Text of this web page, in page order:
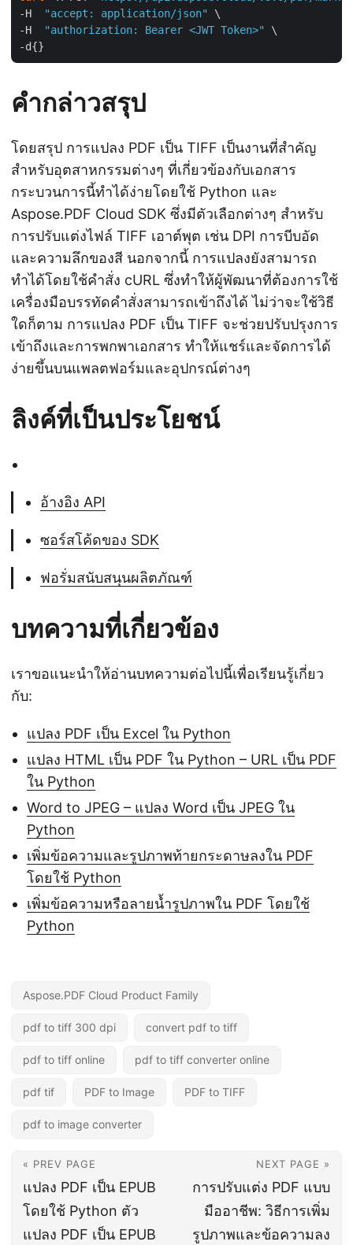
-H
"accept: application/json"
\
-H
"authorization: Bearer <JWT Token>"
\
คำกล่าวสรุป
โดยสรุป การแปลง PDF เป็น TIFF เป็นงานที่สำคัญ
สำหรับอุตสาหกรรมต่างๆ ที่เกี่ยวข้องกับเอกสาร
กระบวนการนี้ทำได้ง่ายโดยใช้ Python และ
Aspose.PDF Cloud SDK ซึ่งมีตัวเลือกต่างๆ สำหรับ
การปรับแต่งไฟล์ TIFF เอาต์พุต เช่น DPI การบีบอัด
และความลึกของสี นอกจากนี้ การแปลงยังสามารถ
ทำได้โดยใช้คำสั่ง cURL ซึ่งทำให้ผู้พัฒนาที่ต้องการใช้
เครื่องมือบรรทัดคำสั่งสามารถเข้าถึงได้ ไม่ว่าจะใช้วิธี
ใดก็ตาม การแปลง PDF เป็น TIFF จะช่วยปรับปรุงการ
เข้าถึงและการพกพาเอกสาร ทำให้แชร์และจัดการได้
ง่ายขึ้นบนแพลตฟอร์มและอุปกรณ์ต่างๆ
ลิงค์ที่เป็นประโยชน์
อ้างอิง API
ซอร์สโค้ดของ SDK
ฟอรั่มสนับสนุนผลิตภัณฑ์
บทความที่เกี่ยวข้อง
เราขอแนะนำให้อ่านบทความต่อไปนี้เพื่อเรียนรู้เกี่ยว
กับ:
แปลง PDF เป็น Excel ใน Python
แปลง HTML เป็น PDF ใน Python – URL เป็น PDF
ใน Python
Word to JPEG – แปลง Word เป็น JPEG ใน
Python
เพิ่มข้อความและรูปภาพท้ายกระดาษลงใน PDF
โดยใช้ Python
เพิ่มข้อความหรือลายน้ำรูปภาพใน PDF โดยใช้
Python
Aspose.PDF Cloud Product Family
pdf to tiff 300 dpi convert pdf to tiff
pdf to tiff online pdf to tiff converter online
pdf tif PDF to Image PDF to TIFF
pdf to image converter
« PREV PAGE
แปลง PDF เป็น EPUB
โดยใช้ Python ตัว
แปลง PDF เป็น EPUB
NEXT PAGE »
การปรับแต่ง PDF แบบ
มืออาชีพ: วิธีการเพิ่ม
รูปภาพและข้อความลง